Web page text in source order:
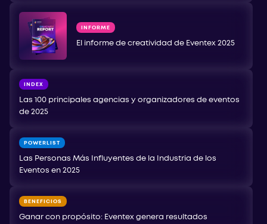
INFORME
El informe de creatividad de Eventex 2025
INDEX
Las 100 principales agencias y organizadores de eventos
de 2025
POWERLIST
Las Personas Más Influyentes de la Industria de los
Eventos en 2025
BENEFICIOS
Ganar con propósito: Eventex genera resultados